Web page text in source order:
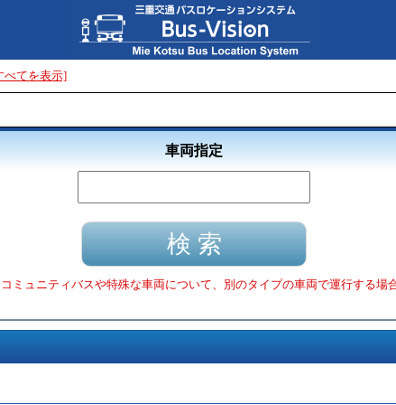
べてを表示]
車両指定
ミュニティバスや特殊な車両について、別のタイプの車両で運行する場